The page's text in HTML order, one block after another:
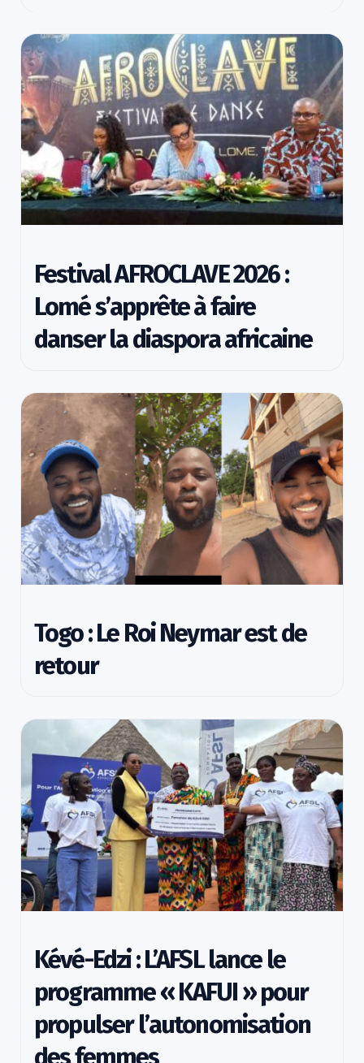
Festival AFROCLAVE 2026 :
Lomé s’apprête à faire
danser la diaspora africaine
Togo : Le Roi Neymar est de
retour
Kévé-Edzi : L’AFSL lance le
programme « KAFUI » pour
propulser l’autonomisation
des femmes